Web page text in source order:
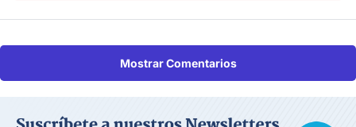
Mostrar Comentarios